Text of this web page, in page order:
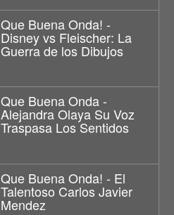
Que Buena Onda! -
Disney vs Fleischer: La
Guerra de los Dibujos
Que Buena Onda -
Alejandra Olaya Su Voz
Traspasa Los Sentidos
Que Buena Onda! - El
Talentoso Carlos Javier
Mendez